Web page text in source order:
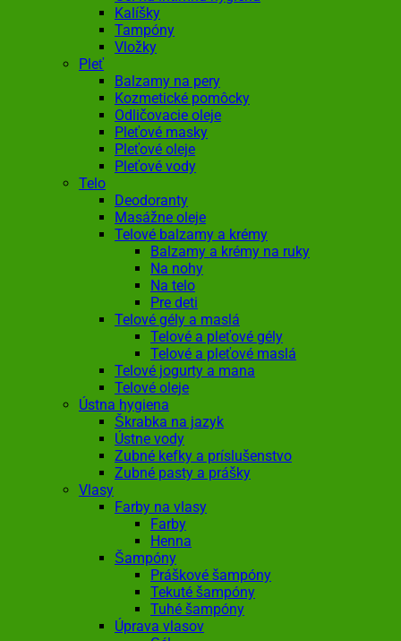
Kalíšky
Tampóny
Vložky
Pleť
Balzamy na pery
Kozmetické pomôcky
Odličovacie oleje
Pleťové masky
Pleťové oleje
Pleťové vody
Telo
Deodoranty
Masážne oleje
Telové balzamy a krémy
Balzamy a krémy na ruky
Na nohy
Na telo
Pre deti
Telové gély a maslá
Telové a pleťové gély
Telové a pleťové maslá
Telové jogurty a mana
Telové oleje
Ústna hygiena
Škrabka na jazyk
Ústne vody
Zubné kefky a príslušenstvo
Zubné pasty a prášky
Vlasy
Farby na vlasy
Farby
Henna
Šampóny
Práškové šampóny
Tekuté šampóny
Tuhé šampóny
Úprava vlasov